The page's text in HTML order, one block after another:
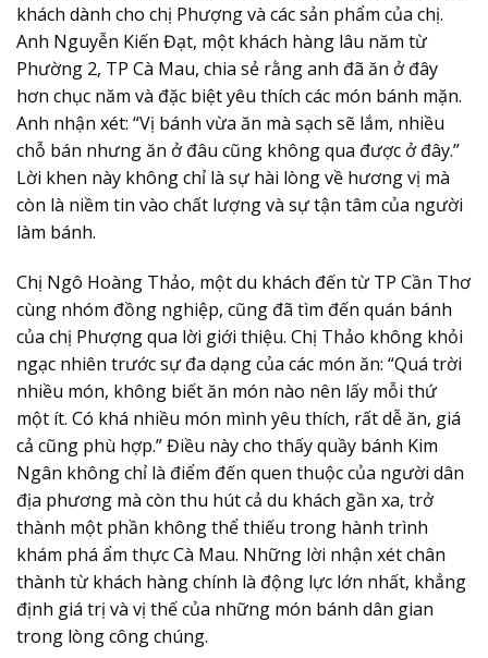
khách dành cho chị Phượng và các sản phẩm của chị.
Anh Nguyễn Kiến Đạt, một khách hàng lâu năm từ
Phường 2, TP Cà Mau, chia sẻ rằng anh đã ăn ở đây
hơn chục năm và đặc biệt yêu thích các món bánh mặn.
Anh nhận xét: “Vị bánh vừa ăn mà sạch sẽ lắm, nhiều
chỗ bán nhưng ăn ở đâu cũng không qua được ở đây.”
Lời khen này không chỉ là sự hài lòng về hương vị mà
còn là niềm tin vào chất lượng và sự tận tâm của người
làm bánh.
Chị Ngô Hoàng Thảo, một du khách đến từ TP Cần Thơ
cùng nhóm đồng nghiệp, cũng đã tìm đến quán bánh
của chị Phượng qua lời giới thiệu. Chị Thảo không khỏi
ngạc nhiên trước sự đa dạng của các món ăn: “Quá trời
nhiều món, không biết ăn món nào nên lấy mỗi thứ
một ít. Có khá nhiều món mình yêu thích, rất dễ ăn, giá
cả cũng phù hợp.” Điều này cho thấy quầy bánh Kim
Ngân không chỉ là điểm đến quen thuộc của người dân
địa phương mà còn thu hút cả du khách gần xa, trở
thành một phần không thể thiếu trong hành trình
khám phá ẩm thực Cà Mau. Những lời nhận xét chân
thành từ khách hàng chính là động lực lớn nhất, khẳng
định giá trị và vị thế của những món bánh dân gian
trong lòng công chúng.